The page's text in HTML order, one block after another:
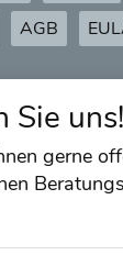
AGB
Sie uns!
gerne